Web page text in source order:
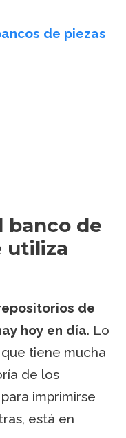
de piezas
banco de
utiliza
de
hoy en día. Lo
tiene mucha
de los
imprimirse
está en